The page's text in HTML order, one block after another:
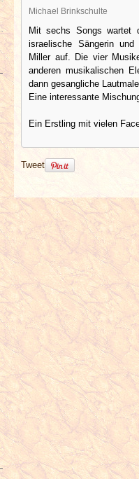
Michael Brinkschulte
Mit sechs Songs wartet
israelische Sängerin und
Miller auf. Die vier
anderen musikalischen
dann gesangliche
Eine interessante
Ein Erstling mit vielen
Tweet